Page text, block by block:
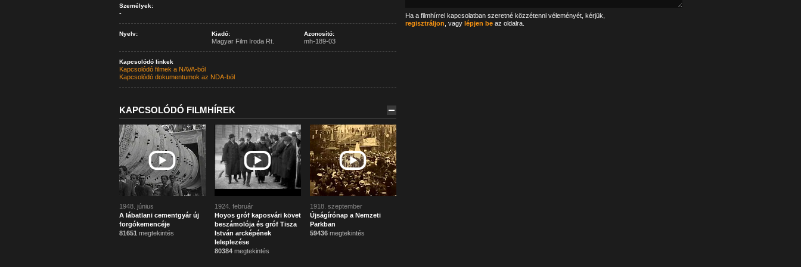
Személyek:
-
Nyelv: Kiadó:
Magyar Film Iroda Rt.
Azonosító:
mh-189-03
Kapcsolódó linkek
Kapcsolódó filmek a NAVA-ból
Kapcsolódó dokumentumok az NDA-ból
KAPCSOLÓDÓ FILMHÍREK
1948. június
A lábatlani cementgyár új
forgókemencéje
81651 megtekintés
1924. február
Hoyos gróf kaposvári követ
beszámolója és gróf Tisza
István arcképének
leleplezése
80384megtekintés
1918. szeptember
Újságírónap a Nemzeti
Parkban
59436megtekintés
Ha a filmhírrel kapcsolatban szeretné közzétenni véleményét, kérjük,
regisztráljon , vagy lépjen beaz oldalra.